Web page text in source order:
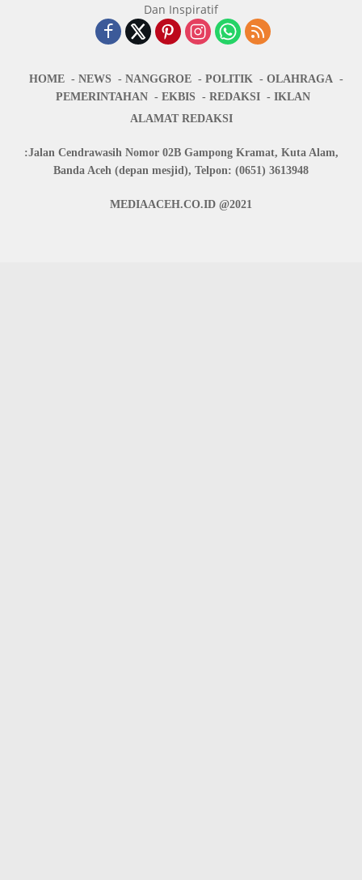
HOME NEWS NANGGROE POLITIK
OLAHRAGA
PEMERINTAHAN
EKBIS REDAKSI
IKLAN
ALAMAT REDAKSI
:Jalan Cendrawasih Nomor 02B Gampong Kramat, Kuta Alam,
Banda Aceh (depan mesjid), Telpon: (0651) 3613948
MEDIAACEH.CO.ID @2021